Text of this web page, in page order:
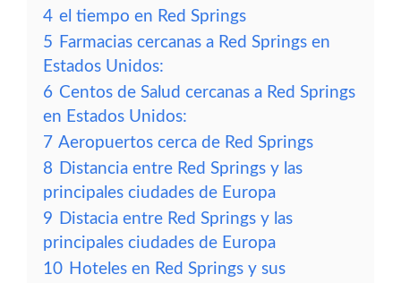
4 el tiempo en Red Springs
5 Farmacias cercanas a Red Springs en
Estados Unidos:
6 Centos de Salud cercanas a Red Springs
en Estados Unidos:
7 Aeropuertos cerca de Red Springs
8 Distancia entre Red Springs y las
principales ciudades de Europa
9 Distacia entre Red Springs y las
principales ciudades de Europa
10 Hoteles en Red Springs y sus